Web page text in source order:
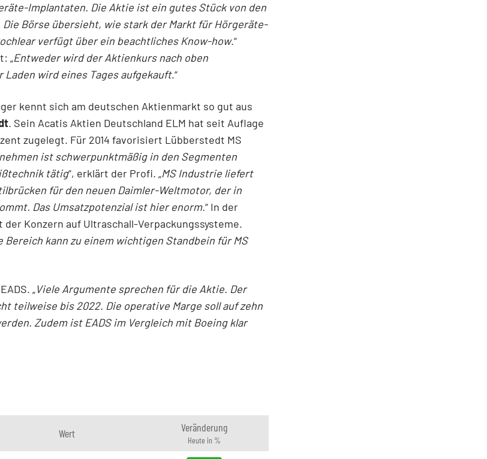
Implantaten. Die Aktie ist ein gutes Stück von den
Börse übersieht, wie stark der Markt für Hörgeräte-
verfügt über ein beachtliches Know-how.“
„Entweder wird der Aktienkurs nach oben
Laden wird eines Tages aufgekauft.“
kennt sich am deutschen Aktienmarkt so gut aus
. Sein Acatis Aktien Deutschland ELM hat seit Auflage
zugelegt. Für 2014 favorisiert Lübberstedt MS
ist schwerpunktmäßig in den Segmenten
tätig“, erklärt der Profi. „MS Industrie liefert
für den neuen Daimler-Weltmotor, der in
Das Umsatzpotenzial ist hier enorm.“ In der
Konzern auf Ultraschall-Verpackungssysteme.
Bereich kann zu einem wichtigen Standbein für MS
„Viele Argumente sprechen für die Aktie. Der
teilweise bis 2022. Die operative Marge soll auf zehn
Zudem ist EADS im Vergleich mit Boeing klar
Wert Veränderung
Heute in %